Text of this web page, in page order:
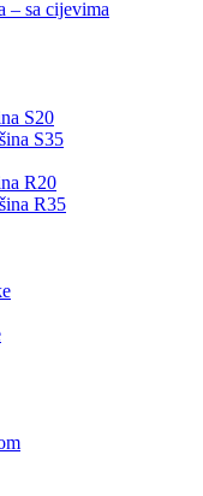
– sa cijevima
S20
S35
R20
R35